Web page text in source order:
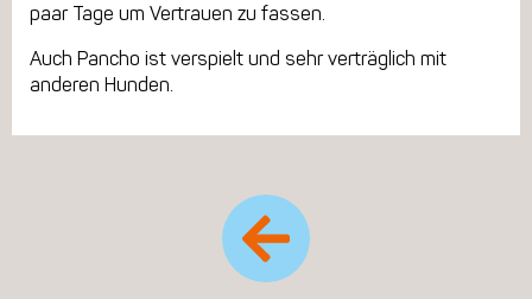
paar Tage um Vertrauen zu fassen.
Auch Pancho ist verspielt und sehr verträglich mit
anderen Hunden.